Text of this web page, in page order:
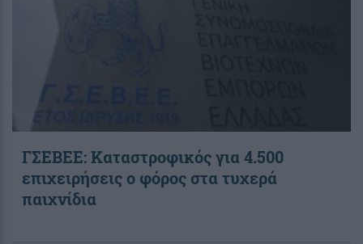
ΓΣΕΒΕΕ: Καταστροφικός για 4.500
επιχειρήσεις ο φόρος στα τυχερά
παιχνίδια